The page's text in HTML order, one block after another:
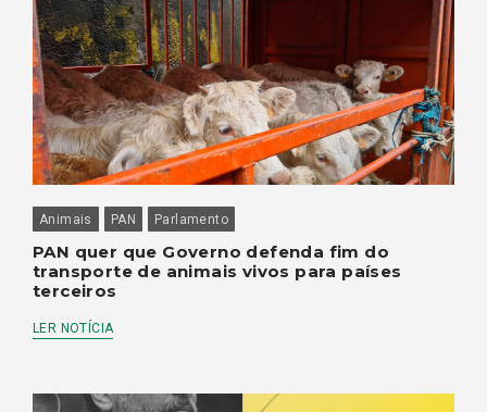
Animais PAN Parlamento
PAN quer que Governo defenda fim do
transporte de animais vivos para países
terceiros
LER NOTÍCIA